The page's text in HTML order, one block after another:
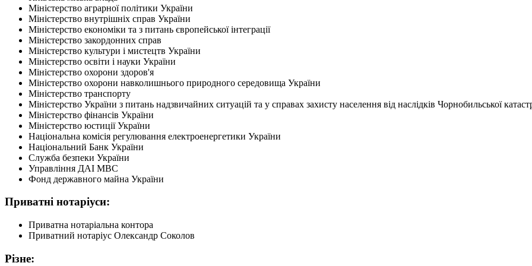
Міністерство аграрної політики України
Міністерство внутрішніх справ України
Міністерство економіки та з питань європейської інтеграції
Міністерство закордонних справ
Міністерство культури і мистецтв України
Міністерство освіти і науки України
Міністерство охорони здоров'я
Міністерство охорони навколишнього природного середовища України
Міністерство транспорту
Міністерство України з питань надзвичайних ситуацій та у справах захисту населення від наслідків Чорнобильської
Міністерство фінансів України
Міністерство юстиції України
Національна комісія регулювання електроенергетики України
Національний Банк України
Служба безпеки України
Управління ДАІ МВС
Фонд державного майна України
Приватні нотаріуси:
Приватна нотаріальна контора
Приватний нотаріус Олександр Соколов
Різне: